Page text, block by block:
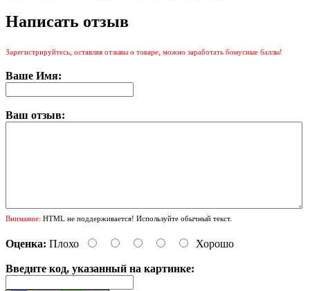
Написать отзыв
Зарегистрируйтесь, оставляя отзывы о товаре, можно заработать бонусные баллы!
Ваше Имя:
Ваш отзыв:
Внимание: HTML не поддерживается! Используйте обычный текст.
Оценка: Плохо Хорошо
Введите код, указанный на картинке: